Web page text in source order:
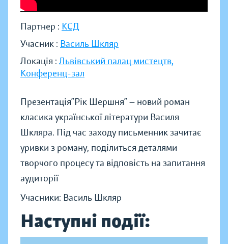
Партнер : КСД
Учасник : Василь Шкляр
Локація : Львівський палац мистецтв,
Конференц-зал
Презентація”Рік Шершня” — новий роман
класика української літератури Василя
Шкляра. Під час заходу письменник зачитає
уривки з роману, поділиться деталями
творчого процесу та відповість на запитання
аудиторії
Учасники: Василь Шкляр
Наступні події: